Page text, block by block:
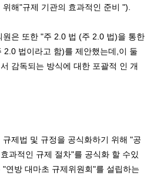
해"규제 기관의 효과적인 준비 ").
원은 또한 "주 2.0 법 (주 2.0 법)을 통한
2.0 법이라고 함)를 제안했는데,이 둘
감독되는 방식에 대한 포괄적 인 개
제법 및 규정을 공식화하기 위해 "공
과적인 규제 절차"를 공식화 할 수있
연방 대마초 규제위원회"를 설립하는